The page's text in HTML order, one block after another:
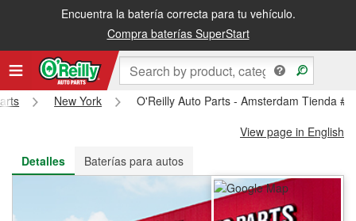
Encuentra la batería correcta para tu vehículo.
Compra baterías SuperStart
Recibe tu orden gratis al día siguiente o recógela en la tienda
New York
O'Reilly Auto Parts - Amsterdam Tienda
View page in English
Detalles
Baterías para autos